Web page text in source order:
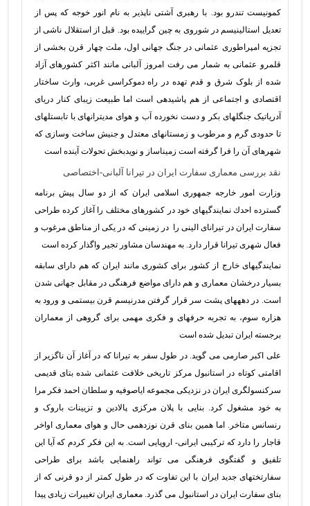
کمونیست تندرو بود. با رهبری آشتی ناپذیر به نام انور خوجه که پس از
تعدیل استالینیسم در شوروی به چین گراییده بود. قبل از استقلال ناشی از
تجزیه امپراطوری عثمانی در جنگ جهانی اول، ملت چهار قرن بخشی از
قلمرو عثمانی به شمار می رفت امروز آلبانی مانند اکثر کشورهای آزاد
شده از بلوک شرق و قدم تهده در راه دموکراسی غربی، وارث ساختار
اقتصادی و اجتماعی از هم پاشیدهی است اما طبیعت زیبای کنار دریای
آدریاتیک جنگلهای بکر و دست نخورده آب و هوای مدیترانهای با تابستلهای
تا حدودی گرم و مرطوب و زمستانهای معتدل و جنیش ساخت وسازی که
شهرهای آن را فرا گرفته است زمیناساز و نویدبخش تحولات آینده است
نقد بررسی معماری سفارت ایران در تیرانا آلبانی-اختصاصی
وزارت امور خارجه جمهوری اسلامی ایران که از دو سال پیش برنامه
گسترده احدك نمایندگیهای خود در کشورهای مختلف را آغاز کرده طراحی
سفارت ایران در تیرانای الینی را در زمینی که در یکی از مناطق مرغوب و
فعال شهری تیرانا قرار دارد. به مهندسان مشاور تجیر واگذار کرده است
نمایندگیهای خارج از کشور برای کشوری مانند ایران که هم دارای سابقه
بسیار درخشان معماری و هم دارای مواضع فرهنگی در مقابل جهانی شدن
است. در دهههای پشت سر قرار گرفتن مدرنیسم قرن بیستمی و ورود به
هزاره سوم، به تجربه حرفهای و فکری مهمی برای گروهی از معماران
برجسته ایران تبدیل شده است
علی اکبر صارمی می گوید. در طول سفر به تیرانا که در آغاز آن ناگزیر از
اقامتی کوتاه در استانبول مرکز تاریخی خلافت عثمانی شده بتای قدیمی
سرکنسولگری ایران در نزدیکی مجموعه ایاصوفیه و سلطان احمد فکر مرا
به خود مشغول کرد. بنایی با پلان مرکزی پالادین و تزیینات باروک و
رنسانس متاخر. اما همین بنای قرن نوزدهمی حال و هوای معماری اواخر
قاجار را دارد که ترکیبی ایرانی- اروپایی است. به این فکر کردم که آیا این
تلفیق و گفتگوی فرهنگی می تواند راهنمایی باشد برای طراحی
سفارتختهای جدید ایران با این تفاوت که در طول کمتر از دو قرنی که از
بنای سفارت ایران در استانبول می گذرد. معماری ایران تغییرات زیادی پیدا